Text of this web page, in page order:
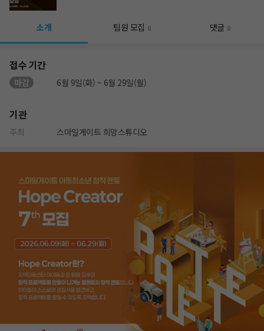
소개 팀원 모집 0 댓글 0
접수 기간
마감 6월 9일(화) ~ 6월 29일(월)
기관
주최 스마일게이트 희망스튜디오